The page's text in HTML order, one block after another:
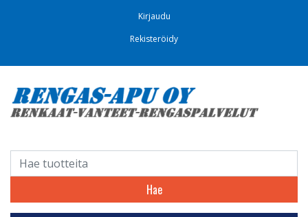
Kirjaudu
Rekisteröidy
Hae